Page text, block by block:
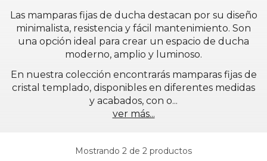
Las mamparas fijas de ducha destacan por su diseño
minimalista, resistencia y fácil mantenimiento. Son
una opción ideal para crear un espacio de ducha
moderno, amplio y luminoso.
En nuestra colección encontrarás mamparas fijas de
cristal templado, disponibles en diferentes medidas
y acabados, con o...
ver más...
Mostrando 2 de 2 productos